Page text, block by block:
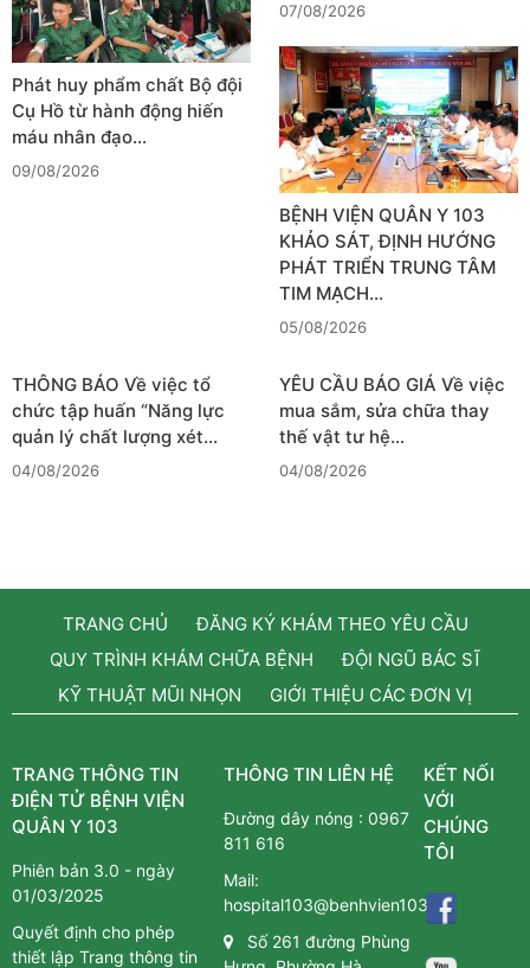
Phát huy phẩm chất Bộ đội
Cụ Hồ từ hành động hiến
máu nhân đạo…
09/08/2026
07/08/2026
BỆNH VIỆN QUÂN Y 103
KHẢO SÁT, ĐỊNH HƯỚNG
PHÁT TRIỂN TRUNG TÂM
TIM MẠCH…
05/08/2026
THÔNG BÁO Về việc tổ
chức tập huấn “Năng lực
quản lý chất lượng xét…
04/08/2026
YÊU CẦU BÁO GIÁ Về việc
mua sắm, sửa chữa thay
thế vật tư hệ…
04/08/2026
TRANG CHỦ
ĐĂNG KÝ KHÁM THEO YÊU CẦU
QUY TRÌNH KHÁM CHỮA BỆNH
ĐỘI NGŨ BÁC SĨ
KỸ THUẬT MŨI NHỌN
GIỚI THIỆU CÁC ĐƠN VỊ
TRANG THÔNG TIN
ĐIỆN TỬ BỆNH VIỆN
QUÂN Y 103
Phiên bản 3.0 - ngày
01/03/2025
Quyết định cho phép
thiết lập Trang thông tin
THÔNG TIN LIÊN HỆ
Đường dây nóng :0967
811 616
Mail:
hospital103@benhvien103.vn
Số 261 đường Phùng
KẾT NỐI
VỚI
CHÚNG
TÔI